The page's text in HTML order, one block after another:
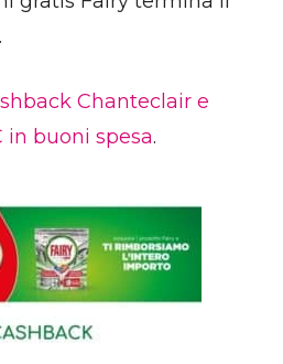
Chanteclair e
in buoni spesa.